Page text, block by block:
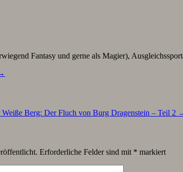
Fantasy und gerne als Magier),
Weiße Berg: Der Fluch von Burg Dragenstein – Teil 2
Erforderliche Felder sind mit * markiert